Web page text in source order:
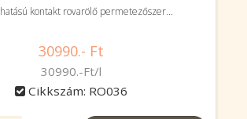
kontakt rovarölő permetezőszer...
30990.- Ft
30990.-Ft/l
Cikkszám: RO036